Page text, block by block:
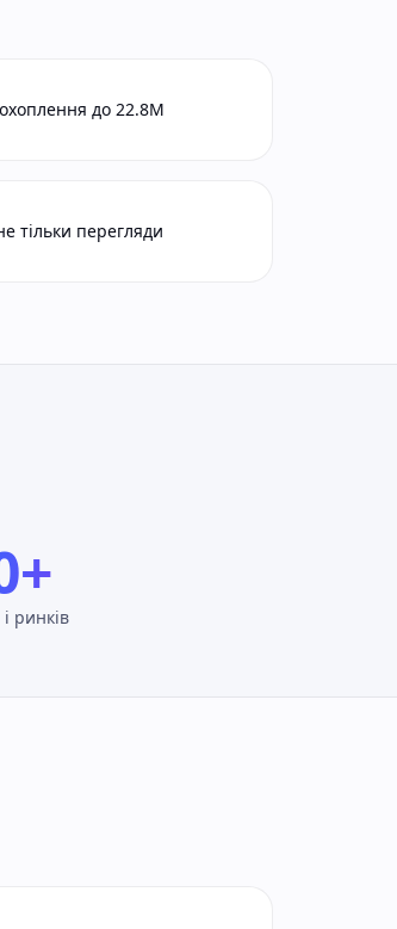
до 22.8M
тільки перегляди
ринків